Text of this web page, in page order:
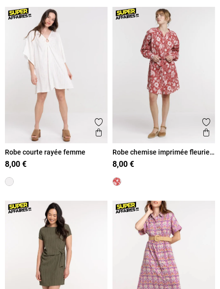
Ajouter aux favoris
Aperçu rapide
Robe courte rayée femme
8,00 €
Robe chemise imprimée fleurie
femme
8,00 €